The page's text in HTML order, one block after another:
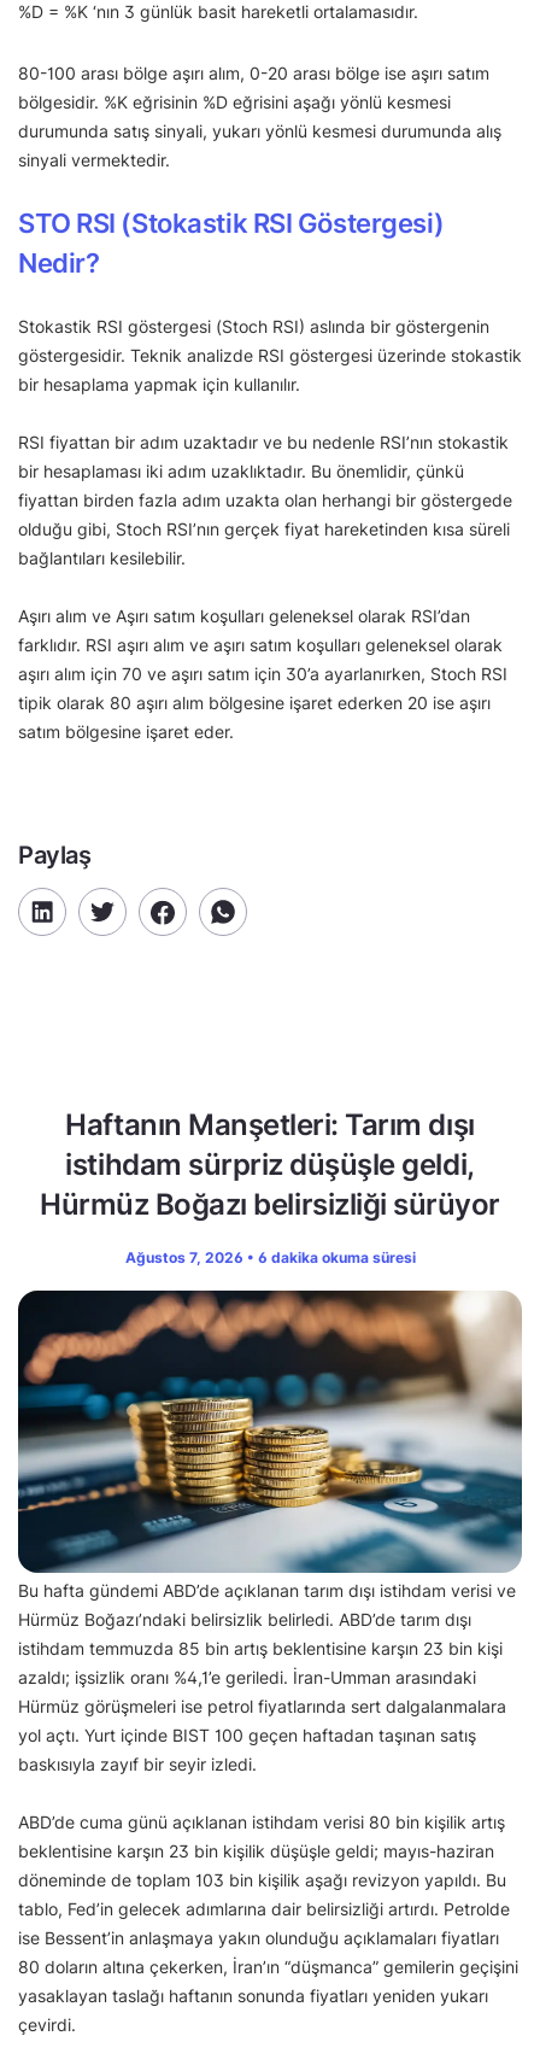
%D = %K ‘nın 3 günlük basit hareketli ortalamasıdır.
80-100 arası bölge aşırı alım, 0-20 arası bölge ise aşırı satım
bölgesidir. %K eğrisinin %D eğrisini aşağı yönlü kesmesi
durumunda satış sinyali, yukarı yönlü kesmesi durumunda alış
sinyali vermektedir.
STO RSI (Stokastik RSI Göstergesi)
Nedir?
Stokastik RSI göstergesi (Stoch RSI) aslında bir göstergenin
göstergesidir. Teknik analizde RSI göstergesi üzerinde stokastik
bir hesaplama yapmak için kullanılır.
RSI fiyattan bir adım uzaktadır ve bu nedenle RSI’nın stokastik
bir hesaplaması iki adım uzaklıktadır. Bu önemlidir, çünkü
fiyattan birden fazla adım uzakta olan herhangi bir göstergede
olduğu gibi, Stoch RSI’nın gerçek fiyat hareketinden kısa süreli
bağlantıları kesilebilir.
Aşırı alım ve Aşırı satım koşulları geleneksel olarak RSI’dan
farklıdır. RSI aşırı alım ve aşırı satım koşulları geleneksel olarak
aşırı alım için 70 ve aşırı satım için 30’a ayarlanırken, Stoch RSI
tipik olarak 80 aşırı alım bölgesine işaret ederken 20 ise aşırı
satım bölgesine işaret eder.
Paylaş
Haftanın Manşetleri: Tarım dışı
istihdam sürpriz düşüşle geldi,
Hürmüz Boğazı belirsizliği sürüyor
Ağustos 7, 2026 • 6 dakika okuma süresi
Bu hafta gündemi ABD’de açıklanan tarım dışı istihdam verisi ve
Hürmüz Boğazı’ndaki belirsizlik belirledi. ABD’de tarım dışı
istihdam temmuzda 85 bin artış beklentisine karşın 23 bin kişi
azaldı; işsizlik oranı %4,1’e geriledi. İran-Umman arasındaki
Hürmüz görüşmeleri ise petrol fiyatlarında sert dalgalanmalara
yol açtı. Yurt içinde BIST 100 geçen haftadan taşınan satış
baskısıyla zayıf bir seyir izledi.
ABD’de cuma günü açıklanan istihdam verisi 80 bin kişilik artış
beklentisine karşın 23 bin kişilik düşüşle geldi; mayıs-haziran
döneminde de toplam 103 bin kişilik aşağı revizyon yapıldı. Bu
tablo, Fed’in gelecek adımlarına dair belirsizliği artırdı. Petrolde
ise Bessent’in anlaşmaya yakın olunduğu açıklamaları fiyatları
80 doların altına çekerken, İran’ın “düşmanca” gemilerin geçişini
yasaklayan taslağı haftanın sonunda fiyatları yeniden yukarı
çevirdi.